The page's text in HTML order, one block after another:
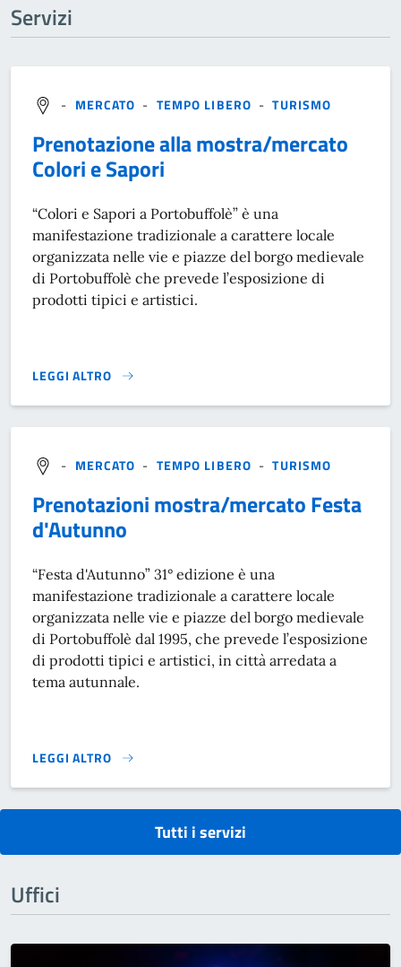
Servizi
- MERCATO - TEMPO LIBERO -TURISMO
Prenotazione alla mostra/mercato
Colori e Sapori
“Colori e Sapori a Portobuffolè” è una
manifestazione tradizionale a carattere locale
organizzata nelle vie e piazze del borgo medievale
di Portobuffolè che prevede l’esposizione di
prodotti tipici e artistici.
LEGGI ALTRO
PRENOTAZIONE ALLA MOSTRA/MERCATO COLORI E SAPORI}
- MERCATO - TEMPO LIBERO -TURISMO
Prenotazioni mostra/mercato Festa
d'Autunno
“Festa d'Autunno” 31° edizione è una
manifestazione tradizionale a carattere locale
organizzata nelle vie e piazze del borgo medievale
di Portobuffolè dal 1995, che prevede l’esposizione
di prodotti tipici e artistici, in città arredata a
tema autunnale.
LEGGI ALTRO
PRENOTAZIONI MOSTRA/MERCATO FESTA D'AUTUNNO}
Tutti i servizi
Uffici